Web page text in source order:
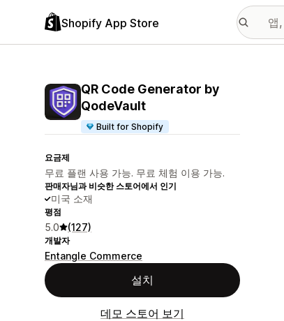
Shopify App Store
QR Code Generator by
QodeVault
Built for Shopify
요금제
무료 플랜 사용 가능. 무료 체험 이용 가능.
판매자님과 비슷한 스토어에서 인기
미국 소재
평점
5.0 (127)
개발자
Entangle Commerce
설치
데모 스토어 보기